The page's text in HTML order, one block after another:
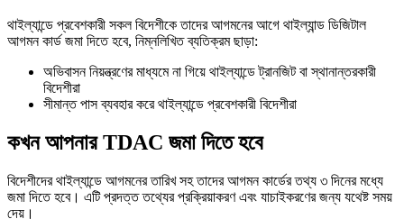
থাইল্যান্ডে প্রবেশকারী সকল বিদেশীকে তাদের আগমনের আগে থাইল্যান্ড ডিজিটাল
আগমন কার্ড জমা দিতে হবে, নিম্নলিখিত ব্যতিক্রম ছাড়া:
অভিবাসন নিয়ন্ত্রণের মাধ্যমে না গিয়ে থাইল্যান্ডে ট্রানজিট বা স্থানান্তরকারী
বিদেশীরা
সীমান্ত পাস ব্যবহার করে থাইল্যান্ডে প্রবেশকারী বিদেশীরা
কখন আপনার TDAC জমা দিতে হবে
বিদেশীদের থাইল্যান্ডে আগমনের তারিখ সহ তাদের আগমন কার্ডের তথ্য ৩ দিনের মধ্যে
জমা দিতে হবে। এটি প্রদত্ত তথ্যের প্রক্রিয়াকরণ এবং যাচাইকরণের জন্য যথেষ্ট সময়
দেয়।